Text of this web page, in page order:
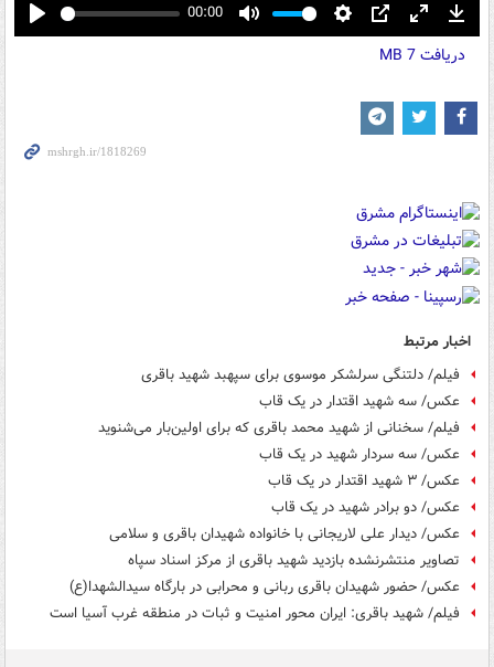
Play
00:00
Mute Settings
PIP Enter
fullscreen
دریافت7 MB
اخبار مرتبط
فیلم/ دلتنگی سرلشکر موسوی برای سپهبد شهید باقری
عکس/ سه شهید اقتدار در یک قاب
فیلم/ سخنانی از شهید محمد باقری که برای اولین‌بار می‌شنوید
عکس/ سه سردار شهید در یک قاب
عکس/ ۳ شهید اقتدار در یک قاب
عکس/ دو برادر شهید در یک قاب
عکس/ دیدار علی لاریجانی با خانواده شهیدان باقری و سلامی
تصاویر منتشرنشده بازدید شهید باقری از مرکز اسناد سپاه
عکس/ حضور شهیدان باقری ربانی و محرابی در بارگاه سیدالشهدا(ع)
فیلم/ شهید باقری: ایران محور امنیت و ثبات در منطقه غرب آسیا است